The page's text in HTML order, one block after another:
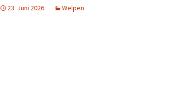
23. Juni 2026 Welpen